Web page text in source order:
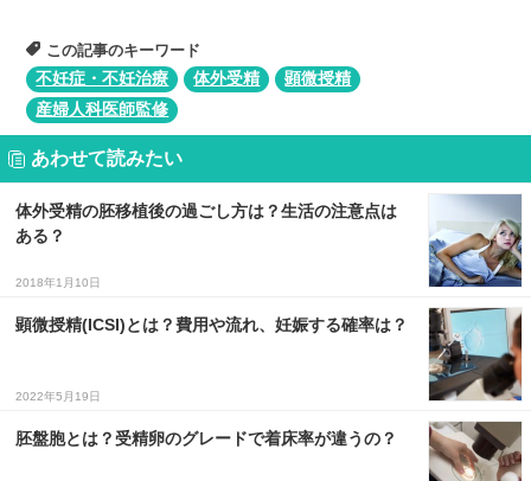
この記事のキーワード
不妊症・不妊治療
体外受精
顕微授精
産婦人科医師監修
あわせて読みたい
体外受精の胚移植後の過ごし方は？生活の注意点は
ある？
2018年1月10日
顕微授精(ICSI)とは？費用や流れ、妊娠する確率は？
2022年5月19日
胚盤胞とは？受精卵のグレードで着床率が違うの？